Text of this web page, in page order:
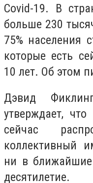
Covid-19. В
больше 230
75% населения
которые есть
10 лет. Об этом
Дэвид
утверждает,
сейчас
коллективный
ни в
десятилетие.